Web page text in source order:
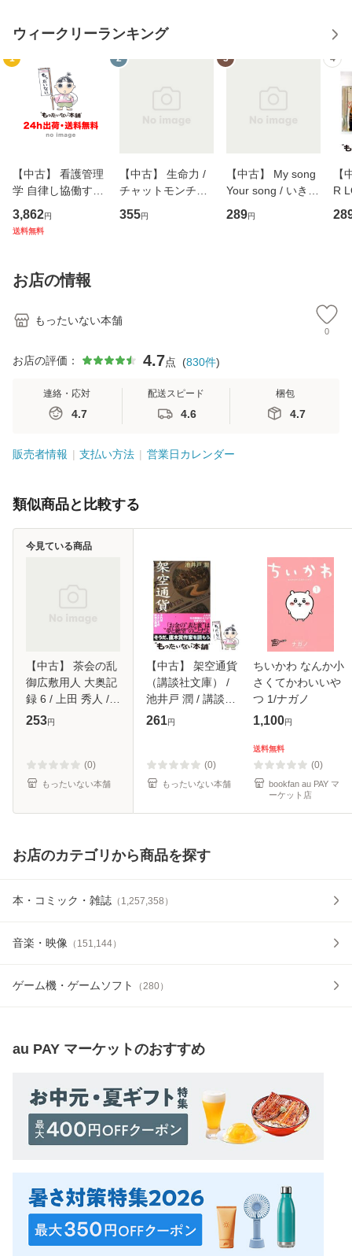
ウィークリーランキング
1
【中古】 看護管理
学 自律し協働する
専門職の看護マネ
ジメントスキル 改
恵 藤本幸三 / 南江
堂 [単行
3,862円
送料無料
2
【中古】 生命力 /
チャットモンチー /
キューンレコード
[CD]【メール便送
355円
3
【中古】 My song
Your song / いきも
のがかり / [CD]
【メール便送料無
289円
4
【
R
産
お店の情報
もったいない本舗
0
お店の評価： 4.7点 (830件)
連絡・応対
4.7
配送スピード
4.6
梱包
4.7
販売者情報 支払い方法 営業日カレンダー
類似商品と比較する
【中古】 茶会の乱
御広敷用人 大奥記
録 6 / 上田 秀人 /
光文社 [文庫]【メ
253円
(0)
もったいない本舗
今見ている商品
【中古】 架空通貨
（講談社文庫） /
池井戸 潤 / 講談社
[文庫]【メール便送
261円
(0)
もったいない本舗
ちいかわ なんか小
さくてかわいいや
つ 1/ナガノ
1,100円
送料無料
(0)
bookfan au PAY マ
ーケット店
お店のカテゴリから商品を探す
本・コミック・雑誌 （ 1,257,358 ）
音楽・映像 （ 151,144）
ゲーム機・ゲームソフト （280）
au PAY マーケットのおすすめ